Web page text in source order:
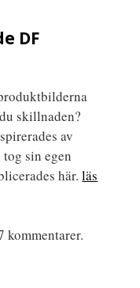
DF
skillnaden?
av
sin egen
här.läs
kommentarer.